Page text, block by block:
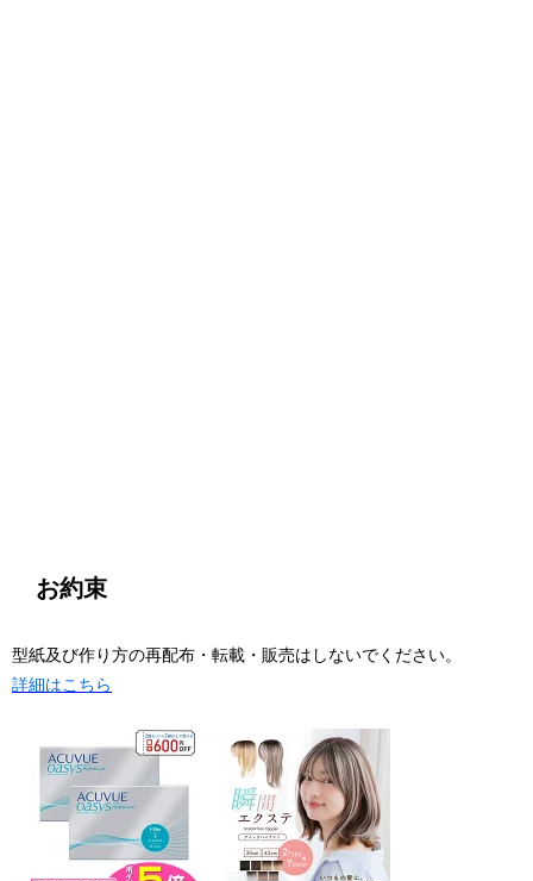
お約束
型紙及び作り方の再配布・転載・販売はしないでください。
詳細はこちら